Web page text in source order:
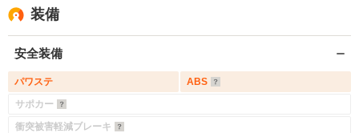
装備
安全装備
パワステ
ABS
サポカー
衝突被害軽減ブレーキ